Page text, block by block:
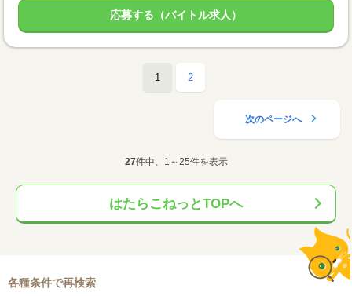
応募する（バイトル求人）
1 2
次のページへ
27件中、1～25件を表示
はたらこねっとTOPへ
各種条件で再検索